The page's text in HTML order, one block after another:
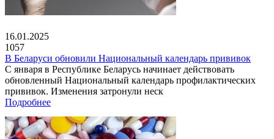
16.01.2025
1057
В Беларуси обновили Национальный календарь прививок
С января в Республике Беларусь начинает действовать
обновленный Национальный календарь профилактических
прививок. Изменения затронули неск
Подробнее